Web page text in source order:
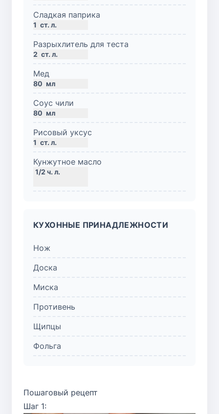
Сладкая паприка
1 ст. л.
Разрыхлитель для теста
2 ст. л.
Мед
80 мл
Соус чили
80 мл
Рисовый уксус
1 ст. л.
Кунжутное масло
КУХОННЫЕ ПРИНАДЛЕЖНОСТИ
Нож
Доска
Миска
Противень
Щипцы
Фольга
Пошаговый рецепт
Шаг 1: